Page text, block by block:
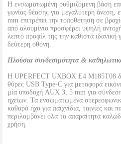
Η ενσωματωμένη ρυθμιζόμενη βάση
γωνίας θέασης για μεγαλύτερη
mm επιτρέπει την τοποθέτηση σε
από αλουμίνιο προσφέρει υψηλή
λεπτό προφίλ της την καθιστά
δεύτερη οθόνη.
Πλούσια συνδεσιμότητα &
Η UPERFECT UXBOX E4 M185T08
θύρες USB Type-C για μεταφορά
μία υποδοχή AUX 3, 5 mm για
ηχείων. Τα ενσωματωμένα
καθαρό ήχο για παιχνίδια, ταινίες
περιλαμβάνει όλα τα απαραίτητα
χρήση.